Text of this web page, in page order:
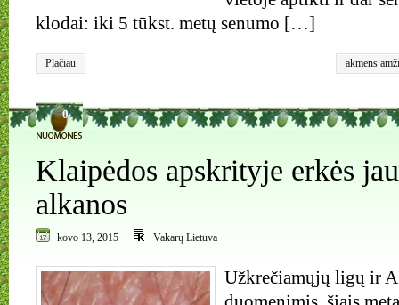
klodai: iki 5 tūkst. metų senumo […]
Plačiau
akmens
urna,
0
Klaipėdos apskrityje erkės
alkanos
kovo 13, 2015 Vakarų Lietuva
Užkrečiamųjų ligų ir